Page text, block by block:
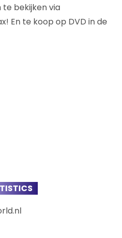
te bekijken via
En te koop op DVD in de